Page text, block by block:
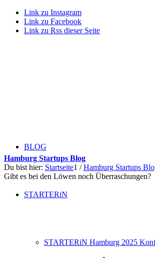
Link zu Instagram
Link zu Facebook
Link zu Rss dieser Seite
BLOG
STARTERiN
STARTERiN Hamburg 2025
Hamburg Startups Blog
Du bist hier: Startseite1 / Hamburg Startups
Gibt es bei den Löwen noch Überraschungen?